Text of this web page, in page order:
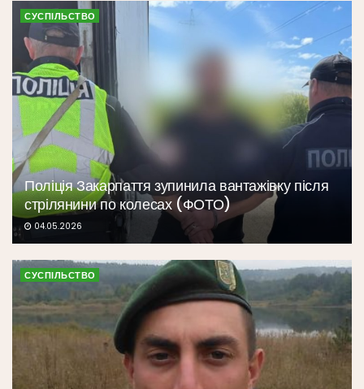
СУСПІЛЬСТВО
Поліція Закарпаття зупинила вантажівку після
стрілянини по колесах (ФОТО)
04.05.2026
СУСПІЛЬСТВО